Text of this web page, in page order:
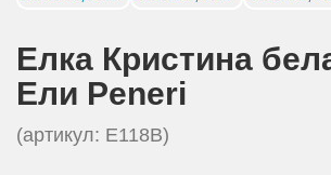
Елка Кристина
Eли Peneri
(артикул: E118B)
АКЦИИ И ПОДАРКИ
РЕКВИЗИТЫ